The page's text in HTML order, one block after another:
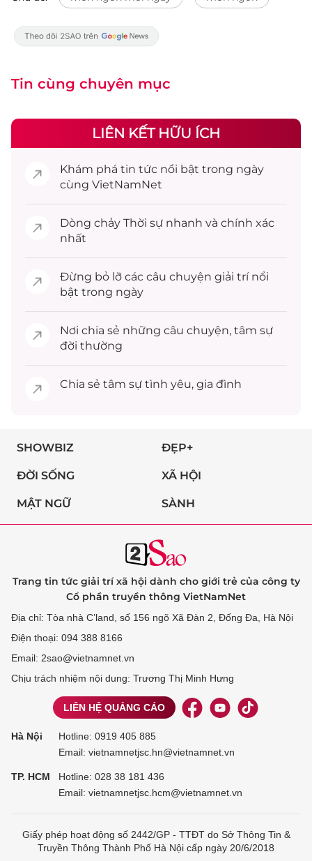
Tin cùng chuyên mục
LIÊN KẾT HỮU ÍCH
Khám phá tin tức nổi bật trong ngày
cùng VietNamNet
Dòng chảy Thời sự nhanh và chính xác
nhất
Đừng bỏ lỡ các câu chuyện giải trínổi
bật trong ngày
Nơi chia sẻ những câu chuyện, tâm sự
đời thường
Chia sẻ tâm sự tình yêu, gia đình
SHOWBIZ ĐẸP+
ĐỜI SỐNG XÃ HỘI
MẬT NGỮ SÀNH
Trang tin tức giải trí xã hội dành cho giới trẻ của công ty
Cổ phần truyền thông VietNamNet
Địa chỉ: Tòa nhà C’land, số 156 ngõ Xã Đàn 2, Đống Đa, Hà Nội
Điện thoại: 094 388 8166
Email: 2sao@vietnamnet.vn
Chịu trách nhiệm nội dung: Trương Thị Minh Hưng
LIÊN HỆ QUẢNG CÁO
Hà Nội Hotline: 0919 405 885
Email: vietnamnetjsc.hn@vietnamnet.vn
TP. HCM Hotline: 028 38 181 436
Email: vietnamnetjsc.hcm@vietnamnet.vn
Giấy phép hoạt động số 2442/GP - TTĐT do Sở Thông Tin &
Truyền Thông Thành Phố Hà Nội cấp ngày 20/6/2018